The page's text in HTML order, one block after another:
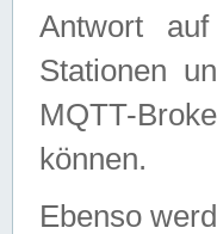
Antwort
Stationen
MQTT-
können.
Ebenso